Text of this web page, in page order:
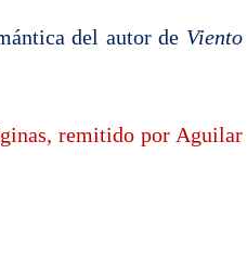
del autor de Viento
remitido por Aguilar